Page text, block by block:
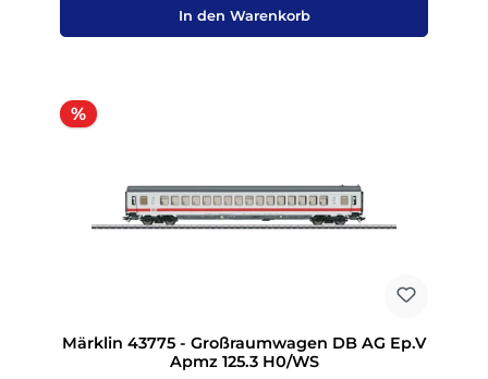
In den Warenkorb
%Rabatt
Märklin 43775 - Großraumwagen DB AG Ep.V
Apmz 125.3 H0/WS